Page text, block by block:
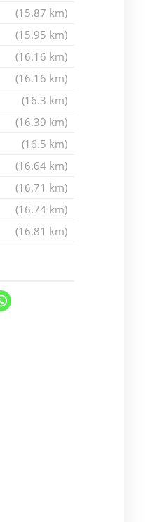
(15.87 km)
(15.95 km)
(16.16 km)
(16.16 km)
(16.3 km)
(16.39 km)
(16.5 km)
(16.64 km)
(16.71 km)
(16.74 km)
(16.81 km)